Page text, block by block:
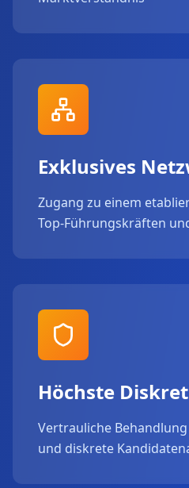
Exklusives
Zugang zu einem
Top-Führungskräften
Höchste
Vertrauliche
und diskrete